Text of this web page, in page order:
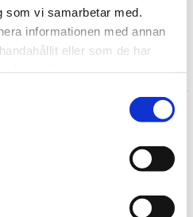
vi samarbetar med.
informationen med annan
eller som de har